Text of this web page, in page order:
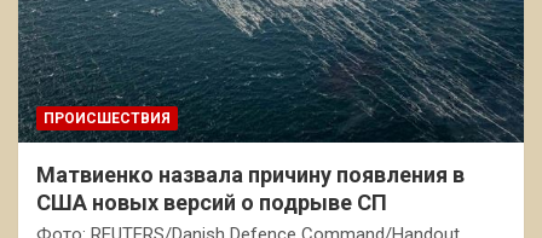
ПРОИСШЕСТВИЯ
Матвиенко назвала причину появления в
США новых версий о подрыве СП